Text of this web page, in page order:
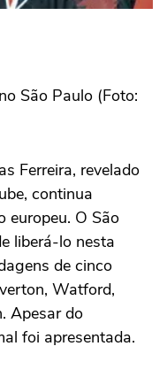
São Paulo (Foto:
Ferreira, revelado
continua
europeu. O São
liberá-lo nesta
de cinco
Watford,
Apesar do
foi apresentada.